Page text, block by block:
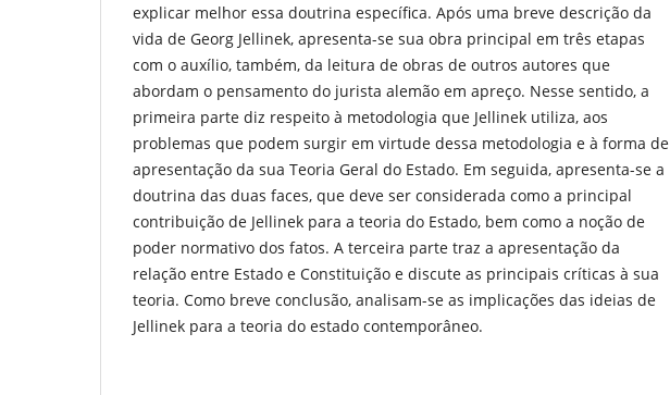
explicar melhor essa doutrina específica. Após uma breve descrição da
vida de Georg Jellinek, apresenta-se sua obra principal em três etapas
com o auxílio, também, da leitura de obras de outros autores que
abordam o pensamento do jurista alemão em apreço. Nesse sentido, a
primeira parte diz respeito à metodologia que Jellinek utiliza, aos
problemas que podem surgir em virtude dessa metodologia e à forma de
apresentação da sua Teoria Geral do Estado. Em seguida, apresenta-se a
doutrina das duas faces, que deve ser considerada como a principal
contribuição de Jellinek para a teoria do Estado, bem como a noção de
poder normativo dos fatos. A terceira parte traz a apresentação da
relação entre Estado e Constituição e discute as principais críticas à sua
teoria. Como breve conclusão, analisam-se as implicações das ideias de
Jellinek para a teoria do estado contemporâneo.